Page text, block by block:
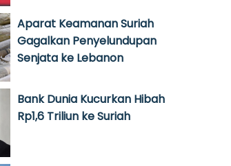
Aparat Keamanan Suriah
Gagalkan Penyelundupan
Senjata ke Lebanon
Bank Dunia Kucurkan Hibah
Rp1,6 Triliun ke Suriah